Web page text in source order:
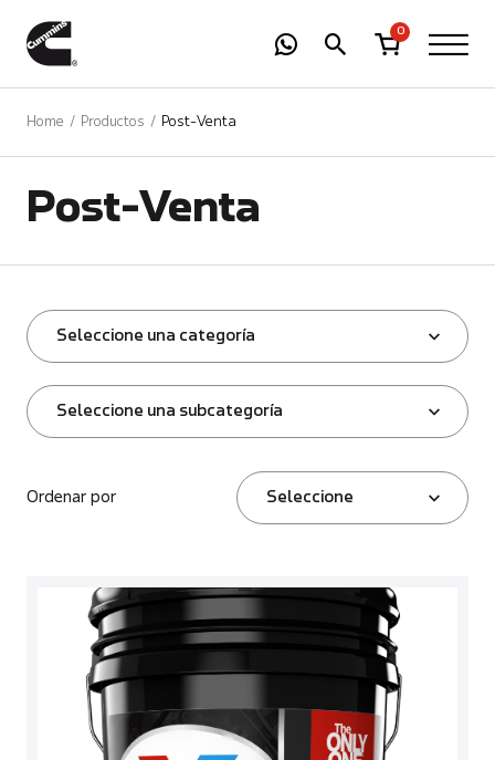
0
Home Productos Post-Venta
Post-Venta
Seleccione una categoría
Seleccione una subcategoría
Ordenar por Seleccione